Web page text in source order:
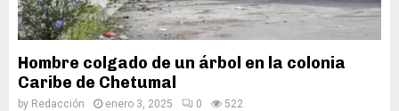
Hombre colgado de un árbol en la colonia
Caribe de Chetumal
by Redacción enero 3, 2025 0 522